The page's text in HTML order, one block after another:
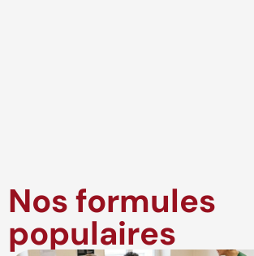
Nos formules
populaires